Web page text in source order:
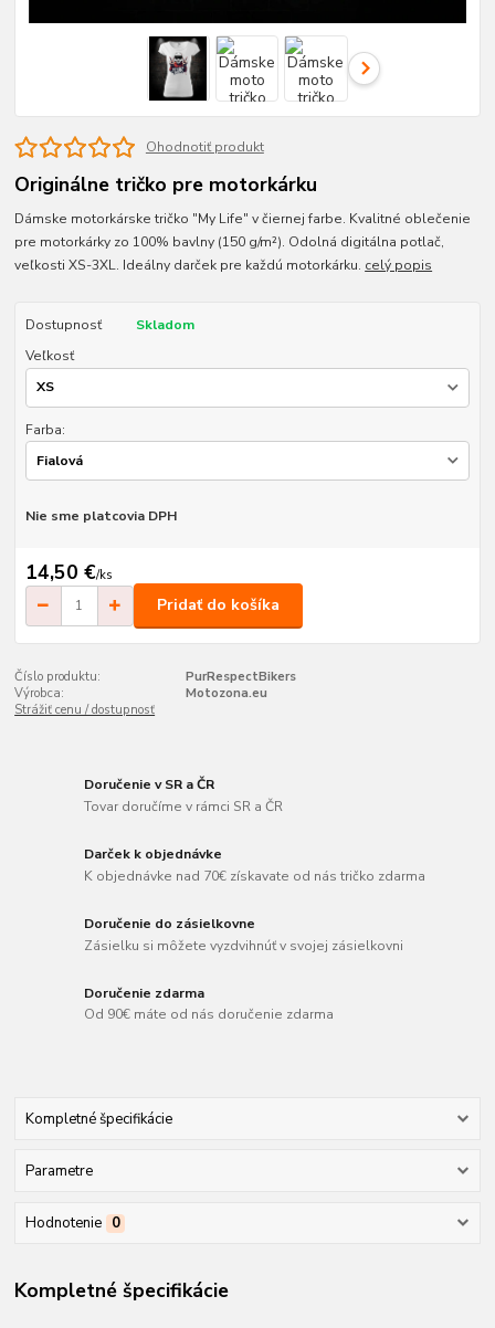
Ohodnotiť produkt
Originálne tričko pre motorkárku
Dámske motorkárske tričko "My Life" v čiernej farbe. Kvalitné oblečenie
pre motorkárky zo 100% bavlny (150 g/m²). Odolná digitálna potlač,
veľkosti XS-3XL. Ideálny darček pre každú motorkárku. celý popis
Dostupnosť
Skladom
Veľkosť
Farba:
Nie sme platcovia DPH
14,50 €/ks
Pridať do košíka
Číslo produktu:
PurRespectBikers
Výrobca:
Motozona.eu
Strážiť cenu / dostupnosť
Doručenie v SR a ČR
Tovar doručíme v rámci SR a ČR
Darček k objednávke
K objednávke nad 70€ získavate od nás tričko zdarma
Doručenie do zásielkovne
Zásielku si môžete vyzdvihnúť v svojej zásielkovni
Doručenie zdarma
Od 90€ máte od nás doručenie zdarma
Kompletné špecifikácie
Parametre
Hodnotenie 0
Kompletné špecifikácie